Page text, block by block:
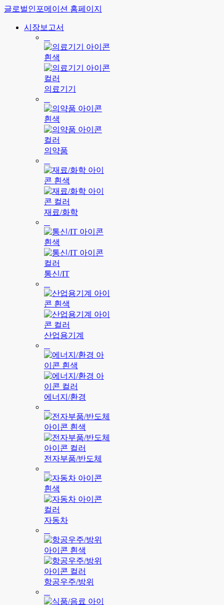
글로벌인포메이션 홈페이지
시장보고서
의료기기
의약품
재료/화학
통신/IT
산업용기계
에너지/환경
전자부품/반도체
자동차
항공우주/방위